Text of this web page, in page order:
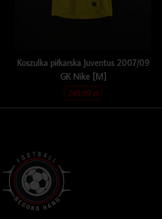
Koszulka piłkarska Juventus 2007/09
GK Nike [M]
249.99zł